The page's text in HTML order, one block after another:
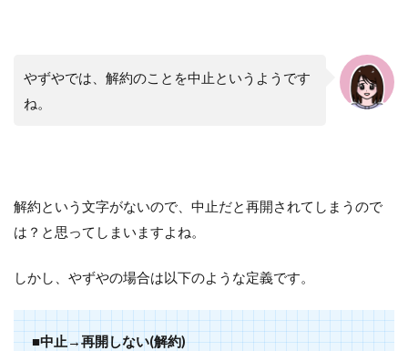
やずやでは、解約のことを中止というようです
ね。
解約という文字がないので、中止だと再開されてしまうので
は？と思ってしまいますよね。
しかし、やずやの場合は以下のような定義です。
■中止→再開しない(解約)